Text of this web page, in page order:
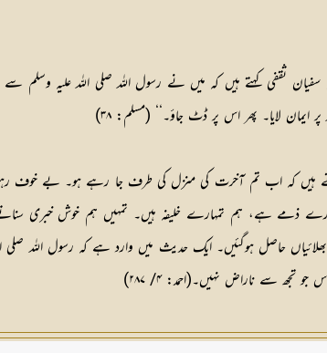
ثقفی کہتے ہیں کہ میں نے رسول اللہ صلی اللہ علیہ
لایا۔ پھر اس پر ڈٹ جاؤ۔‘‘ (مسلم: ۳۸)
اب تم آخرت کی منزل کی طرف جا رہے ہو۔ بے خوف رہو، تم
ہے، ہم تمہارے خلیفہ ہیں۔ تمہیں ہم خوش خبری سناتے
حاصل ہوگئیں۔ ایک حدیث میں وارد ہے کہ رسول اللہ
سے ناراض نہیں۔(احمد: ۴/ ۲۸۷)